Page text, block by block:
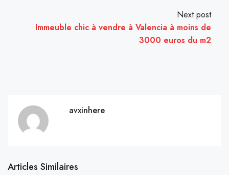
Next post
Immeuble chic à vendre à Valencia à moins de
3000 euros du m2
avxinhere
Articles Similaires